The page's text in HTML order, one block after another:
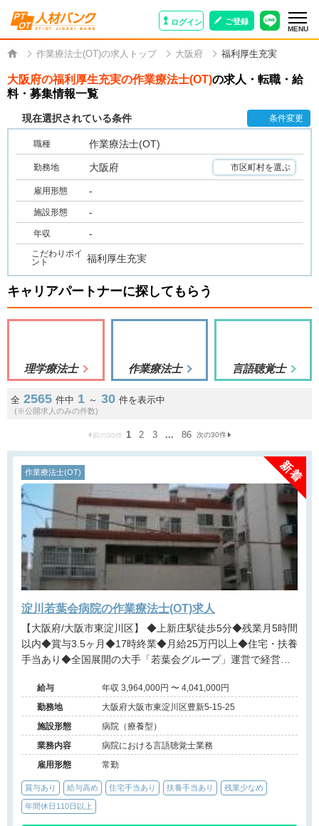
ログイン ご登録
MENU
作業療法士(OT)の求人トップ 大阪府 福利厚生充実
大阪府の福利厚生充実の作業療法士(OT)の求人・転職・給
料・募集情報一覧
現在選択されている条件 条件変更
職種 作業療法士(OT)
勤務地 大阪府 市区町村を選ぶ
雇用形態 -
施設形態 -
年収 -
こだわりポイ
ント
福利厚生充実
キャリアパートナーに探してもらう
理学療法士 作業療法士 言語聴覚士
全 2565 件中 1 ～ 30 件を表示中
(※公開求人のみの件数)
前の30件 1 2 3 ... 86 次の30件
作業療法士(OT)
淀川若葉会病院の作業療法士(OT)求人
【大阪府/大阪市東淀川区】 ◆上新庄駅徒歩5分◆残業月5時間
以内◆賞与3.5ヶ月◆17時終業◆月給25万円以上◆住宅・扶養
手当あり◆全国展開の大手「若葉会グループ」運営で経営安
給与
年収 3,964,000円 〜 4,041,000円
勤務地
大阪府大阪市東淀川区豊新5-15-25
施設形態
病院（療養型）
業務内容
病院における言語聴覚士業務
雇用形態
常勤
賞与あり 給与高め 住宅手当あり 扶養手当あり 残業少なめ
年間休日110日以上